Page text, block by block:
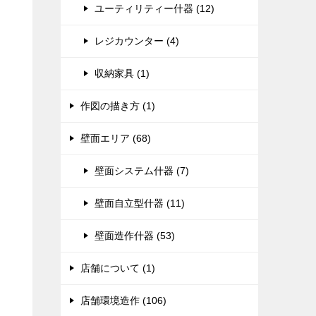
ユーティリティー什器 (12)
レジカウンター (4)
収納家具 (1)
作図の描き方 (1)
壁面エリア (68)
壁面システム什器 (7)
壁面自立型什器 (11)
壁面造作什器 (53)
店舗について (1)
店舗環境造作 (106)